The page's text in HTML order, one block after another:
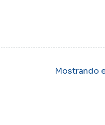
Mostrando